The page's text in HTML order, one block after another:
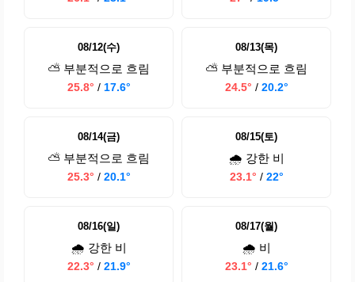
08/12(수)
⛅ 부분적으로 흐림
25.8° / 17.6°
08/13(목)
⛅ 부분적으로 흐림
24.5° / 20.2°
08/14(금)
⛅ 부분적으로 흐림
25.3° / 20.1°
08/15(토)
🌧️ 강한 비
23.1° / 22°
08/16(일)
🌧️ 강한 비
22.3° / 21.9°
08/17(월)
🌧️ 비
23.1° / 21.6°